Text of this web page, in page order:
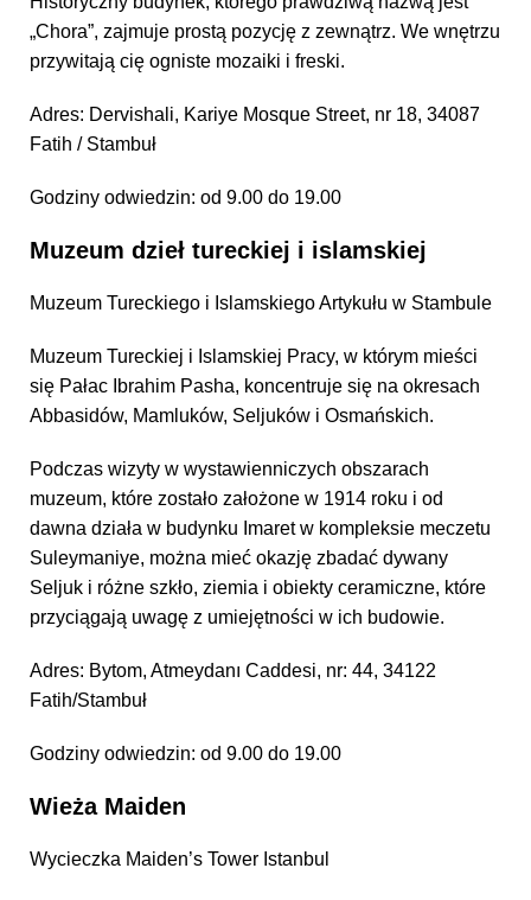
„Chora”, zajmuje prostą pozycję z zewnątrz. We wnętrzu
przywitają cię ogniste mozaiki i freski.
Adres: Dervishali, Kariye Mosque Street, nr 18, 34087
Fatih / Stambuł
Godziny odwiedzin: od 9.00 do 19.00
Muzeum dzieł tureckiej i islamskiej
Muzeum Tureckiego i Islamskiego Artykułu w Stambule
Muzeum Tureckiej i Islamskiej Pracy, w którym mieści
się Pałac Ibrahim Pasha, koncentruje się na okresach
Abbasidów, Mamluków, Seljuków i Osmańskich.
Podczas wizyty w wystawienniczych obszarach
muzeum, które zostało założone w 1914 roku i od
dawna działa w budynku Imaret w kompleksie meczetu
Suleymaniye, można mieć okazję zbadać dywany
Seljuk i różne szkło, ziemia i obiekty ceramiczne, które
przyciągają uwagę z umiejętności w ich budowie.
Adres: Bytom, Atmeydanı Caddesi, nr: 44, 34122
Fatih/Stambuł
Godziny odwiedzin: od 9.00 do 19.00
Wieża Maiden
Wycieczka Maiden’s Tower Istanbul